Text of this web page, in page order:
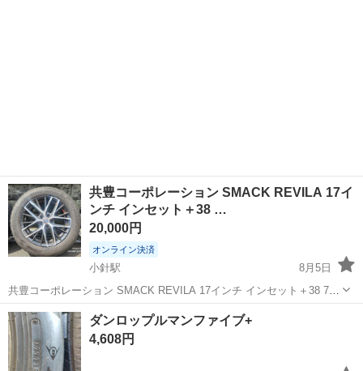
共豊コーポレーション SMACK REVILA 17イ
ンチ インセット＋38 …
20,000円
オンライン決済
小針駅
8月5日
共豊コーポレーション SMACK REVILA 17インチ インセット＋38 7J
ice GUARD IG60 215/60R17 6部山 2018年製 4本セット 4本通しサイズ
です。 目視で曲がり、クラック確認できま...
新潟 新潟市 タイヤ、ホイール
ダンロップルマンファイブ+
4,608円